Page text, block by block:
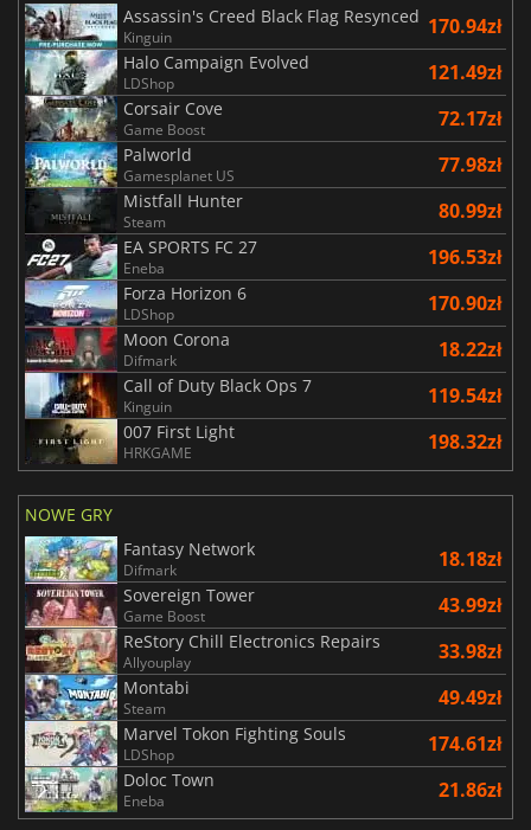
Assassin's Creed Black Flag Resynced
Kinguin 170.94zł
Halo Campaign Evolved
LDShop 121.49zł
Corsair Cove
Game Boost 72.17zł
Palworld
Gamesplanet US 77.98zł
Mistfall Hunter
Steam 80.99zł
EA SPORTS FC 27
Eneba 196.53zł
Forza Horizon 6
LDShop 170.90zł
Moon Corona
Difmark 18.22zł
Call of Duty Black Ops 7
Kinguin 119.54zł
007 First Light
HRKGAME 198.32zł
NOWE GRY
Fantasy Network
Difmark 18.18zł
Sovereign Tower
Game Boost 43.99zł
ReStory Chill Electronics Repairs
Allyouplay 33.98zł
Montabi
Steam 49.49zł
Marvel Tokon Fighting Souls
LDShop 174.61zł
Doloc Town
Eneba 21.86zł